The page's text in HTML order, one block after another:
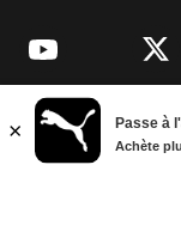
YouTube
©